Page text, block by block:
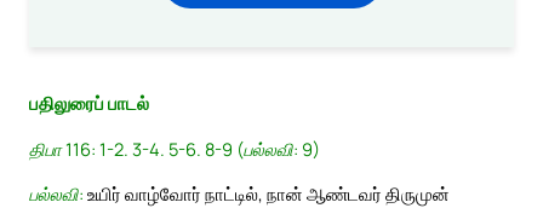
பதிலுரைப் பாடல்
திபா 116: 1-2. 3-4. 5-6. 8-9 (பல்லவி: 9)
பல்லவி: உயிர் வாழ்வோர் நாட்டில், நான் ஆண்டவர் திருமுன்